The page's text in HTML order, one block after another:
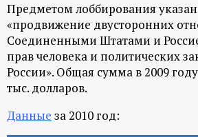
Предметом лоббирования
«продвижение двусторонних
Соединенными Штатами и
прав человека и политических
России». Общая сумма в 2009
тыс. долларов.
Данные за 2010 год: